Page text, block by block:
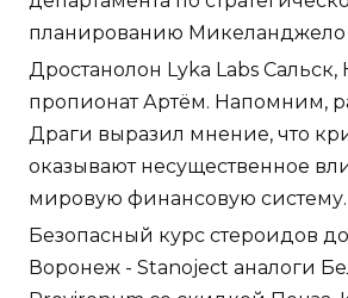
планированию
Дростанолон Lyka Labs Сальск,
пропионат Артём. Напомним,
Драги выразил мнение, что
оказывают несущественное
мировую финансовую систему.
Безопасный курс стероидов
Воронеж - Stanoject аналоги